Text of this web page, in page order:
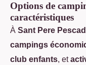
Options de
caractéristiques
À Sant Pere
campings
club enfants, et